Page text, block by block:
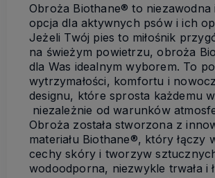
Obroża Biothane® to niezawodna
opcja dla aktywnych psów i ich
Jeżeli Twój pies to miłośnik
na świeżym powietrzu, obroża
dla Was idealnym wyborem. To
wytrzymałości, komfortu i
designu, które sprosta każdemu
niezależnie od warunków
Obroża została stworzona z
materiału Biothane®, który łączy
cechy skóry i tworzyw
wodoodporna, niezwykle trwała i